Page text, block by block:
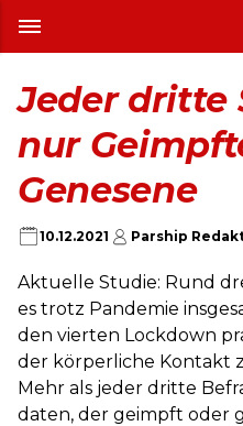
Jeder dritte
nur
Genesene
10.12.2021 Parship
Aktuelle Studie: Rund
es trotz Pandemie
den vierten Lockdown
der körperliche Kontakt
Mehr als jeder dritte
daten, der geimpft oder